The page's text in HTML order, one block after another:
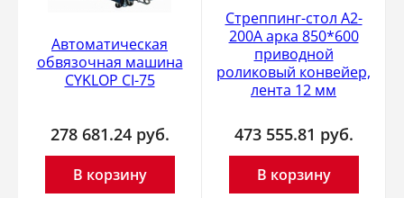
Автоматическая
обвязочная машина
CYKLOP CI-75
278 681.24 руб.
В корзину
Стреппинг-стол A2-
200А арка 850*600
приводной
роликовый конвейер,
лента 12 мм
473 555.81 руб.
В корзину